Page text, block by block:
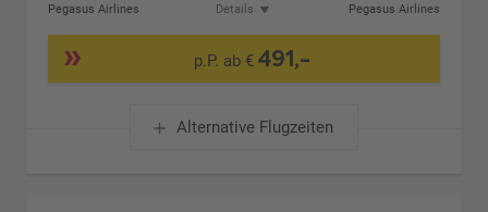
Pegasus Airlines
Details
Pegasus Airlines
p.P. ab € 491,-
Alternative Flugzeiten